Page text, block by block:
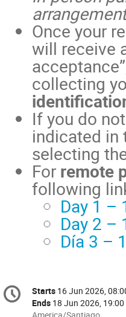
Once your
will receive
collecting
If you do
indicated in
selecting
For remote
following
Day 1 –
Day 2 –
Día 3 –
Conference
information
Date/Time
Starts 16 Jun 2026,
Ends 18 Jun 2026, 19:00